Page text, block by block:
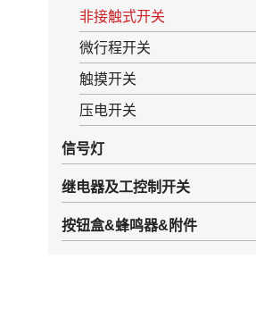
非接触式开关
微行程开关
触摸开关
压电开关
信号灯
继电器及工控制开关
按钮盒&蜂鸣器&附件